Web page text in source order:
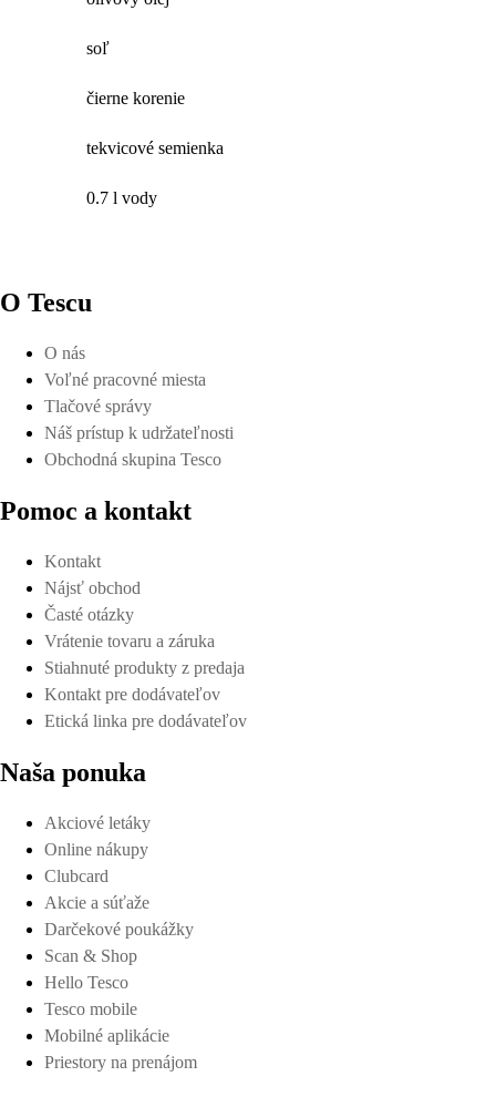
soľ
čierne korenie
tekvicové semienka
0.7 l vody
O Tescu
O nás
Voľné pracovné miesta
Tlačové správy
Náš prístup k udržateľnosti
Obchodná skupina Tesco
Pomoc a kontakt
Kontakt
Nájsť obchod
Časté otázky
Vrátenie tovaru a záruka
Stiahnuté produkty z predaja
Kontakt pre dodávateľov
Etická linka pre dodávateľov
Naša ponuka
Akciové letáky
Online nákupy
Clubcard
Akcie a súťaže
Darčekové poukážky
Scan & Shop
Hello Tesco
Tesco mobile
Mobilné aplikácie
Priestory na prenájom